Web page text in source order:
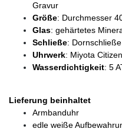
Gravur
Größe: Durchmesser
Glas: gehärtetes
Schließe: Dornschließe
Uhrwerk: Miyota
Wasserdichtigkeit: 5
Lieferung beinhaltet
Armbanduhr
edle weiße